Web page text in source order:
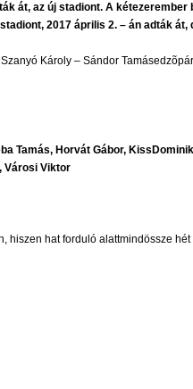
át, az új stadiont. A
2017 április 2. – án adták
Károly – Sándor
Tamás, Horvát Gábor,
Városi Viktor
hat forduló alattmindössze